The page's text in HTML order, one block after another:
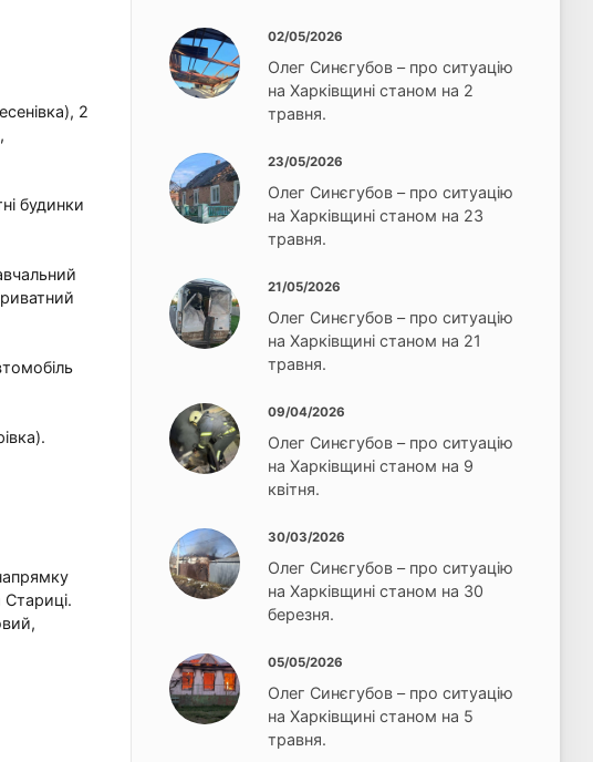
2
будинки
Стариці.
02/05/2026
Олег Синєгубов – про ситуацію
на Харківщині станом на 2
травня.
23/05/2026
Олег Синєгубов – про ситуацію
на Харківщині станом на 23
травня.
21/05/2026
Олег Синєгубов – про ситуацію
на Харківщині станом на 21
травня.
09/04/2026
Олег Синєгубов – про ситуацію
на Харківщині станом на 9
квітня.
30/03/2026
Олег Синєгубов – про ситуацію
на Харківщині станом на 30
березня.
05/05/2026
Олег Синєгубов – про ситуацію
на Харківщині станом на 5
травня.